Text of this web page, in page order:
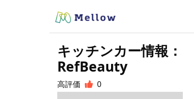
キッチンカー情報：
RefBeauty
高評価
0